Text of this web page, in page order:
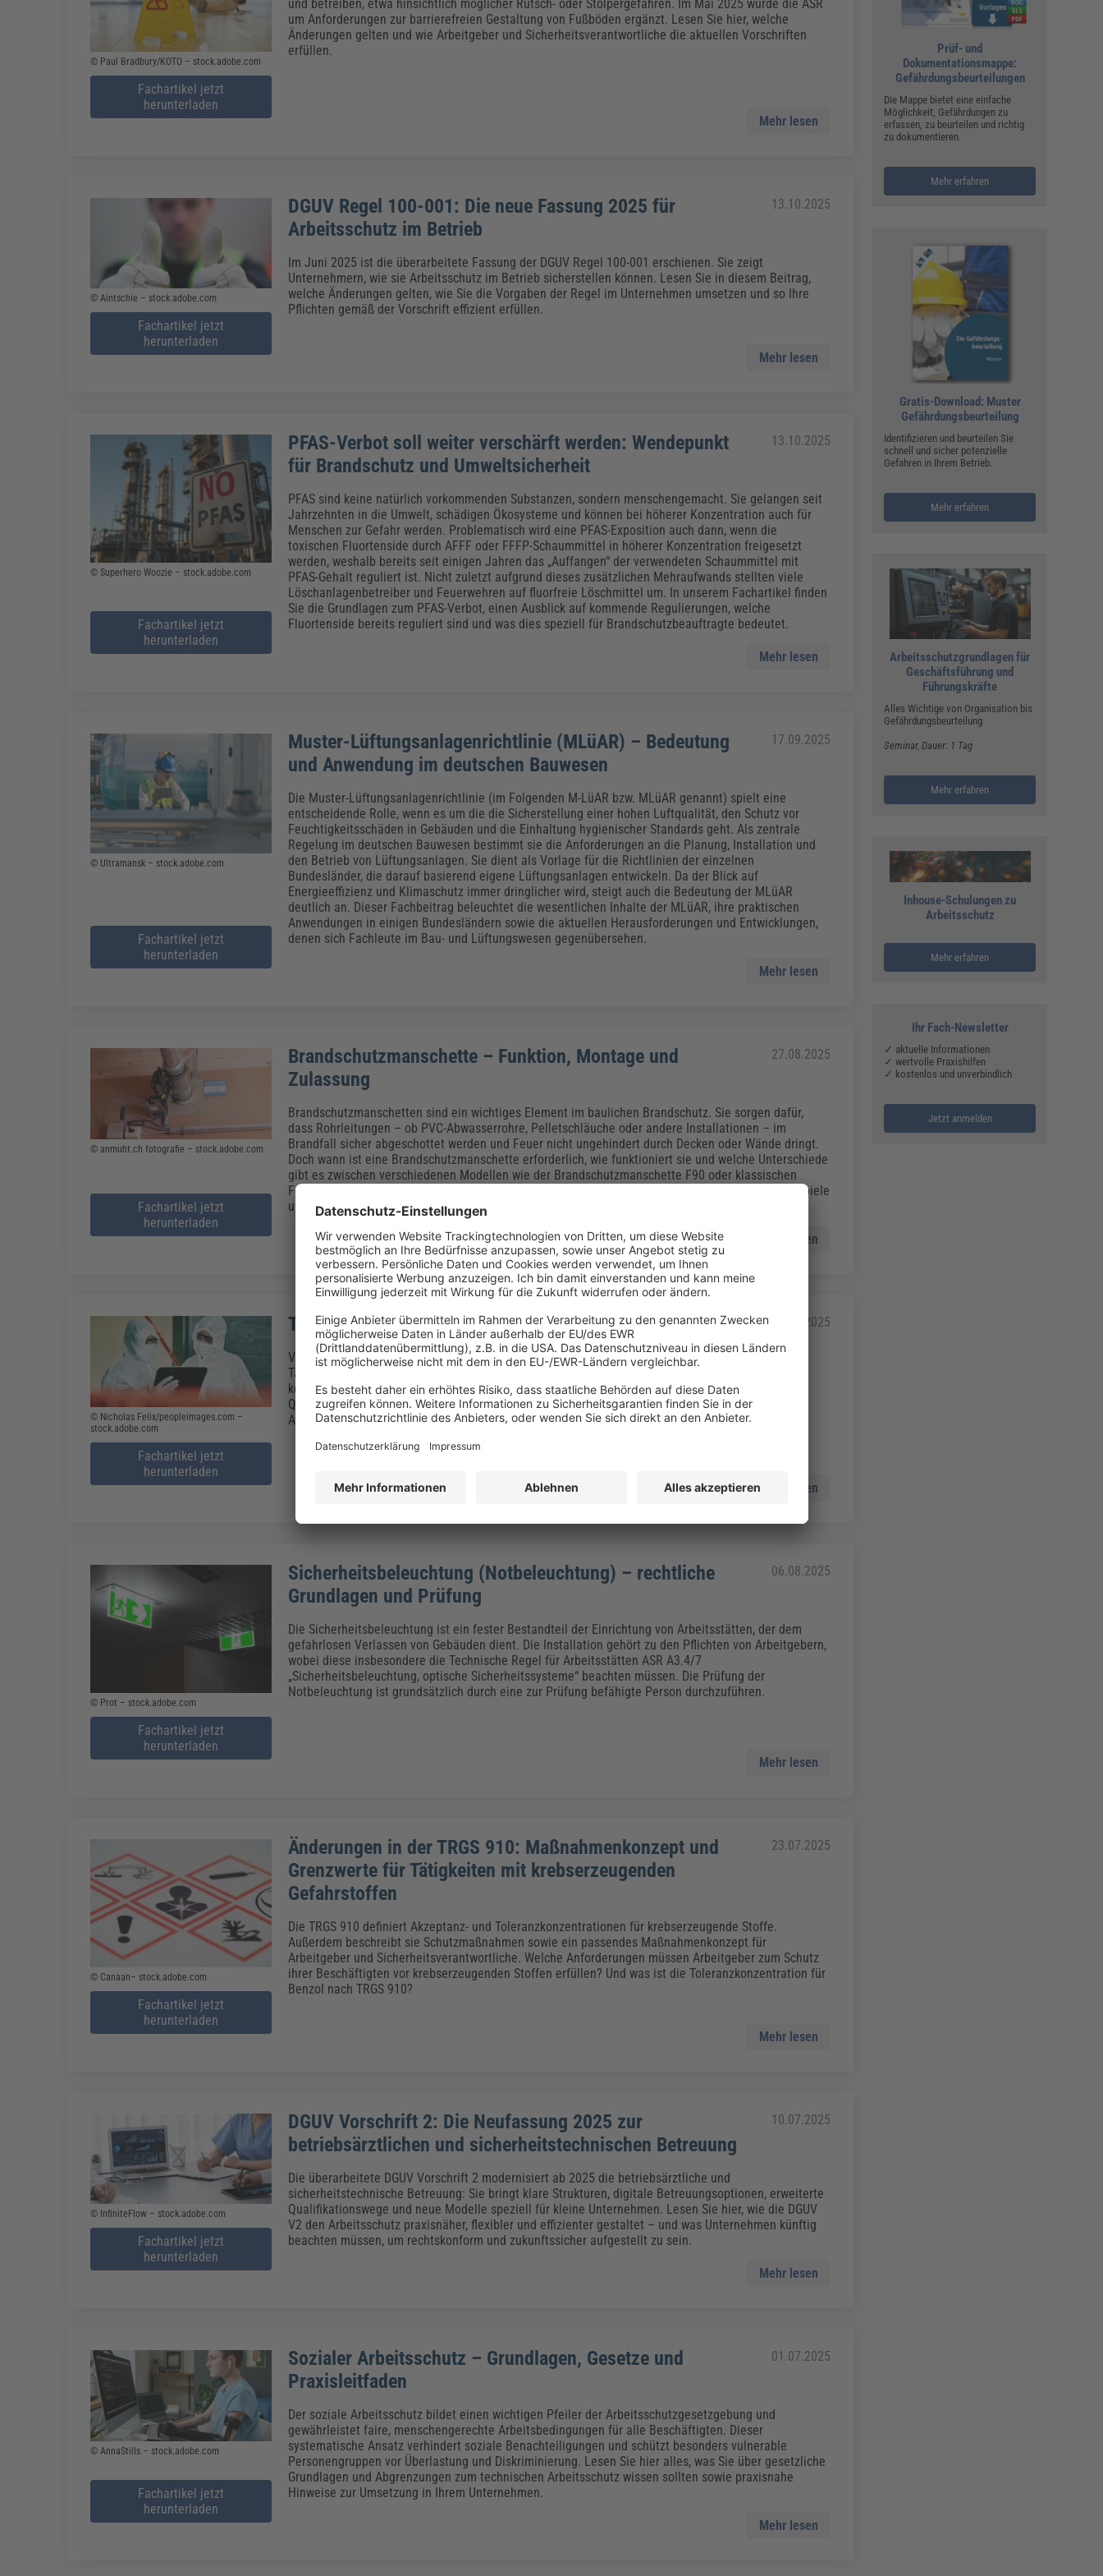
Energie & Umwelt
Führung & Management
Gesundheit & Pflege
Kommunales
Fachpublikationen & Arbeitshilfen
Bauhof
Grünflächen
Vergaberecht
Weiterbildungen (AKADEMIE HERKERT)
Bau, Immobilien & Gebäudemanagement
Künstliche Intelligenz
Künstliche Intelligenz
Personalmanagement
Personalwesen Weiterbildungen (AKADEMIE HERKERT)
Personal, Ausbildung & Recht
Reisekosten und Finanzen
© Paul Bradbury/KOTO – stock.adobe.com
Fachartikel jetzt
herunterladen
und betreiben, etwa hinsichtlich möglicher Rutsch- oder Stolpergefahren. Im Mai 2025 wurde die ASR
um Anforderungen zur barrierefreien Gestaltung von Fußböden ergänzt. Lesen Sie hier, welche
Änderungen gelten und wie Arbeitgeber und Sicherheitsverantwortliche die aktuellen Vorschriften
erfüllen.
Mehr lesen
© Aintschie – stock.adobe.com
Fachartikel jetzt
herunterladen
DGUV Regel 100-001: Die neue Fassung 2025 für
Arbeitsschutz im Betrieb
13.10.2025
Im Juni 2025 ist die überarbeitete Fassung der DGUV Regel 100-001 erschienen. Sie zeigt
Unternehmern, wie sie Arbeitsschutz im Betrieb sicherstellen können. Lesen Sie in diesem Beitrag,
welche Änderungen gelten, wie Sie die Vorgaben der Regel im Unternehmen umsetzen und so Ihre
Pflichten gemäß der Vorschrift effizient erfüllen.
Mehr lesen
© Superhero Woozie – stock.adobe.com
Fachartikel jetzt
herunterladen
PFAS-Verbot soll weiter verschärft werden: Wendepunkt
für Brandschutz und Umweltsicherheit
13.10.2025
PFAS sind keine natürlich vorkommenden Substanzen, sondern menschengemacht. Sie gelangen seit
Jahrzehnten in die Umwelt, schädigen Ökosysteme und können bei höherer Konzentration auch für
Menschen zur Gefahr werden. Problematisch wird eine PFAS-Exposition auch dann, wenn die
toxischen Fluortenside durch AFFF oder FFFP-Schaummittel in höherer Konzentration freigesetzt
werden, weshalb bereits seit einigen Jahren das „Auffangen“ der verwendeten Schaummittel mit
PFAS-Gehalt reguliert ist. Nicht zuletzt aufgrund dieses zusätzlichen Mehraufwands stellten viele
Löschanlagenbetreiber und Feuerwehren auf fluorfreie Löschmittel um. In unserem Fachartikel finden
Sie die Grundlagen zum PFAS-Verbot, einen Ausblick auf kommende Regulierungen, welche
Fluortenside bereits reguliert sind und was dies speziell für Brandschutzbeauftragte bedeutet.
Mehr lesen
© Ultramansk – stock.adobe.com
Fachartikel jetzt
herunterladen
Muster-Lüftungsanlagenrichtlinie (MLüAR) – Bedeutung
und Anwendung im deutschen Bauwesen
17.09.2025
Die Muster-Lüftungsanlagenrichtlinie (im Folgenden M-LüAR bzw. MLüAR genannt) spielt eine
entscheidende Rolle, wenn es um die die Sicherstellung einer hohen Luftqualität, den Schutz vor
Feuchtigkeitsschäden in Gebäuden und die Einhaltung hygienischer Standards geht. Als zentrale
Regelung im deutschen Bauwesen bestimmt sie die Anforderungen an die Planung, Installation und
den Betrieb von Lüftungsanlagen. Sie dient als Vorlage für die Richtlinien der einzelnen
Bundesländer, die darauf basierend eigene Lüftungsanlagen entwickeln. Da der Blick auf
Energieeffizienz und Klimaschutz immer dringlicher wird, steigt auch die Bedeutung der MLüAR
deutlich an. Dieser Fachbeitrag beleuchtet die wesentlichen Inhalte der MLüAR, ihre praktischen
Anwendungen in einigen Bundesländern sowie die aktuellen Herausforderungen und Entwicklungen,
denen sich Fachleute im Bau- und Lüftungswesen gegenübersehen.
Mehr lesen
© anmuht.ch fotografie – stock.adobe.com
Fachartikel jetzt
herunterladen
Brandschutzmanschette – Funktion, Montage und
Zulassung
27.08.2025
Brandschutzmanschetten sind ein wichtiges Element im baulichen Brandschutz. Sie sorgen dafür,
dass Rohrleitungen – ob PVC-Abwasserrohre, Pelletschläuche oder andere Installationen – im
Brandfall sicher abgeschottet werden und Feuer nicht ungehindert durch Decken oder Wände dringt.
Doch wann ist eine Brandschutzmanschette erforderlich, wie funktioniert sie und welche Unterschiede
gibt es zwischen verschiedenen Modellen wie der Brandschutzmanschette F90 oder klassischen
Feuerschutzkragen? In diesem Fachbeitrag erhalten Sie fundierte Informationen, praxisnahe Beispiele
und wichtige Hinweise zur Montage und Zulassung.
Mehr lesen
© Nicholas Felix/peopleimages.com –
stock.adobe.com
Fachartikel jetzt
herunterladen
TRGS 524: Schutzmaßnahmen in kontaminierten Bereichen 08.08.2025
Von der Altlastensanierung bis zu Gebäudeschadstoffen: Die TRGS 524 „Schutzmaßnahmen bei
Tätigkeiten in kontaminierten Bereichen“ ist das zentrale Regelwerk für sicheres Arbeiten in
kontaminierten Bereichen. Der Fachbeitrag erläutert die aktuellen Vorschriften,
Qualifikationsanforderungen sowie praxisnahe Tipps und zeigt die wichtigsten Unterschiede zu
Asbest-Regelungen.
Mehr lesen
© Prot – stock.adobe.com
Fachartikel jetzt
herunterladen
Sicherheitsbeleuchtung (Notbeleuchtung) – rechtliche
Grundlagen und Prüfung
06.08.2025
Die Sicherheitsbeleuchtung ist ein fester Bestandteil der Einrichtung von Arbeitsstätten, der dem
gefahrlosen Verlassen von Gebäuden dient. Die Installation gehört zu den Pflichten von Arbeitgebern,
wobei diese insbesondere die Technische Regel für Arbeitsstätten ASR A3.4/7
„Sicherheitsbeleuchtung, optische Sicherheitssysteme“ beachten müssen. Die Prüfung der
Notbeleuchtung ist grundsätzlich durch eine zur Prüfung befähigte Person durchzuführen.
Mehr lesen
© Canaan– stock.adobe.com
Fachartikel jetzt
herunterladen
Änderungen in der TRGS 910: Maßnahmenkonzept und
Grenzwerte für Tätigkeiten mit krebserzeugenden
Gefahrstoffen
23.07.2025
Die TRGS 910 definiert Akzeptanz- und Toleranzkonzentrationen für krebserzeugende Stoffe.
Außerdem beschreibt sie Schutzmaßnahmen sowie ein passendes Maßnahmenkonzept für
Arbeitgeber und Sicherheitsverantwortliche. Welche Anforderungen müssen Arbeitgeber zum Schutz
ihrer Beschäftigten vor krebserzeugenden Stoffen erfüllen? Und was ist die Toleranzkonzentration für
Benzol nach TRGS 910?
Mehr lesen
© InfiniteFlow – stock.adobe.com
Fachartikel jetzt
herunterladen
DGUV Vorschrift 2: Die Neufassung 2025 zur
betriebsärztlichen und sicherheitstechnischen Betreuung
10.07.2025
Die überarbeitete DGUV Vorschrift 2 modernisiert ab 2025 die betriebsärztliche und
sicherheitstechnische Betreuung: Sie bringt klare Strukturen, digitale Betreuungsoptionen, erweiterte
Qualifikationswege und neue Modelle speziell für kleine Unternehmen. Lesen Sie hier, wie die DGUV
V2 den Arbeitsschutz praxisnäher, flexibler und effizienter gestaltet – und was Unternehmen künftig
beachten müssen, um rechtskonform und zukunftssicher aufgestellt zu sein.
Mehr lesen
© AnnaStills – stock.adobe.com
Fachartikel jetzt
herunterladen
Sozialer Arbeitsschutz – Grundlagen, Gesetze und
Praxisleitfaden
01.07.2025
Der soziale Arbeitsschutz bildet einen wichtigen Pfeiler der Arbeitsschutzgesetzgebung und
gewährleistet faire, menschengerechte Arbeitsbedingungen für alle Beschäftigten. Dieser
systematische Ansatz verhindert soziale Benachteiligungen und schützt besonders vulnerable
Personengruppen vor Überlastung und Diskriminierung. Lesen Sie hier alles, was Sie über gesetzliche
Grundlagen und Abgrenzungen zum technischen Arbeitsschutz wissen sollten sowie praxisnahe
Hinweise zur Umsetzung in Ihrem Unternehmen.
Mehr lesen
Prüf- und
Dokumentationsmappe:
Gefährdungsbeurteilungen
Die Mappe bietet eine einfache
Möglichkeit, Gefährdungen zu
erfassen, zu beurteilen und richtig
zu dokumentieren.
Mehr erfahren
Gratis-Download: Muster
Gefährdungsbeurteilung
Identifizieren und beurteilen Sie
schnell und sicher potenzielle
Gefahren in Ihrem Betrieb.
Mehr erfahren
Arbeitsschutzgrundlagen für
Geschäftsführung und
Führungskräfte
Alles Wichtige von Organisation bis
Gefährdungsbeurteilung
Seminar, Dauer: 1 Tag
Mehr erfahren
Inhouse-Schulungen zu
Arbeitsschutz
Mehr erfahren
Ihr Fach-Newsletter
✓ aktuelle Informationen
✓ wertvolle Praxishilfen
✓ kostenlos und unverbindlich
Jetzt anmelden